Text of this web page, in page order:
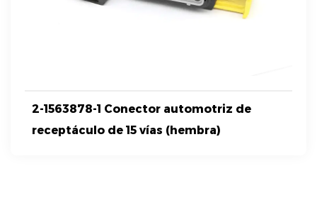
2-1563878-1 Conector automotriz de
receptáculo de 15 vías (hembra)